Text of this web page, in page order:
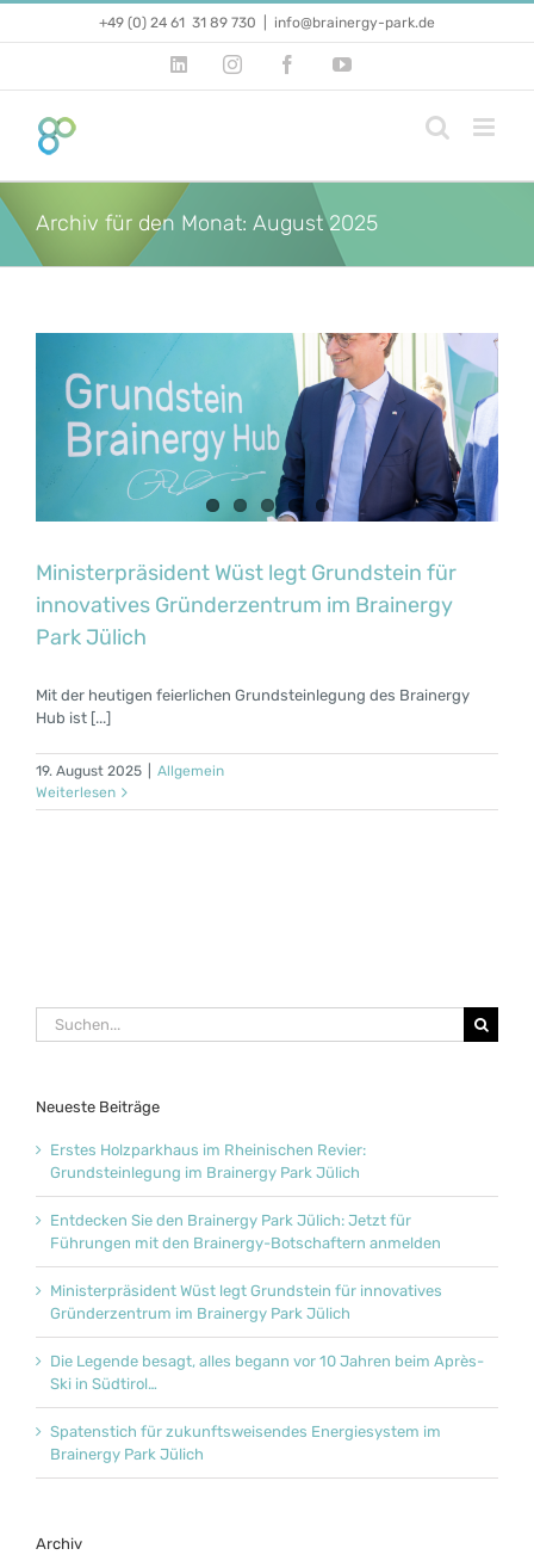
+49 (0) 24 61 31 89 730 info@brainergy-park.de
LinkedInInstagramFacebookYouTube
Archiv für den Monat: August 2025
Ministerpräsident Wüst legt Grundstein für
innovatives Gründerzentrum im Brainergy
Park Jülich
Mit der heutigen feierlichen Grundsteinlegung des Brainergy
Hub ist [...]
19. August 2025
Allgemein
Weiterlesen
Suche
nach:
Neueste Beiträge
Erstes Holzparkhaus im Rheinischen Revier:
Grundsteinlegung im Brainergy Park Jülich
Entdecken Sie den Brainergy Park Jülich: Jetzt für
Führungen mit den Brainergy-Botschaftern anmelden
Ministerpräsident Wüst legt Grundstein für innovatives
Gründerzentrum im Brainergy Park Jülich
Die Legende besagt, alles begann vor 10 Jahren beim Après-
Ski in Südtirol…
Spatenstich für zukunftsweisendes Energiesystem im
Brainergy Park Jülich
Archiv